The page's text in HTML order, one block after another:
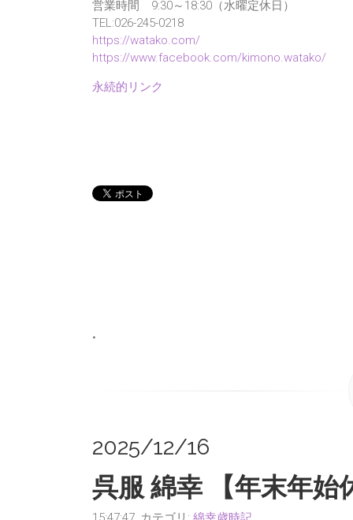
営業時間 9:30～18:30（水曜定休日）
TEL:026-245-0218
https://watako.com/
https://www.facebook.com/kimono.watako/
永続的リンク
•
2025/12/16
呉服 綿幸 【年末年始